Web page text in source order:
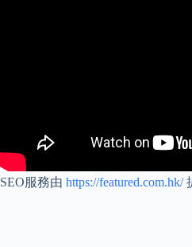
SEO服務由 https://featured.com.hk/